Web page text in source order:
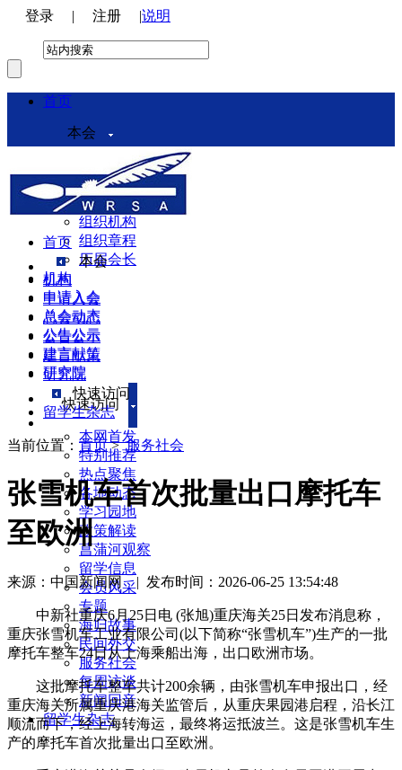
登录 | 注册 |说明
首页
本会
本会介绍
领导机构
理事会
组织机构
组织章程
历届会长
机构
申请入会
总会动态
公告公示
建言献策
研究院
快速访问
本网首发
特别推荐
热点聚焦
各地动态
学习园地
政策解读
菖蒲河观察
留学信息
会员风采
专题
海归故事
民间外交
服务社会
每周访谈
新闻回音
留学生杂志
首页
本会
机构
申请入会
总会动态
公告公示
建言献策
研究院
快速访问
留学生杂志
当前位置： 首页>服务社会
张雪机车首次批量出口摩托车
至欧洲
来源：中国新闻网 | 发布时间：2026-06-25 13:54:48
中新社重庆6月25日电 (张旭)重庆海关25日发布消息称，
重庆张雪机车工业有限公司(以下简称“张雪机车”)生产的一批
摩托车整车24日从上海乘船出海，出口欧洲市场。
这批摩托车整车共计200余辆，由张雪机车申报出口，经
重庆海关所属重庆港海关监管后，从重庆果园港启程，沿长江
顺流而下，经上海转海运，最终将运抵波兰。这是张雪机车生
产的摩托车首次批量出口至欧洲。